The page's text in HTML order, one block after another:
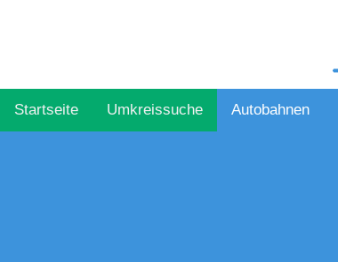
Startseite Umkreissuche Autobahnen